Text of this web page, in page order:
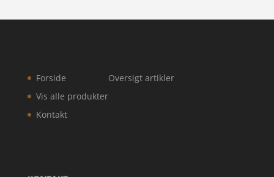
Forside
Vis alle produkter
Kontakt
Oversigt artikler